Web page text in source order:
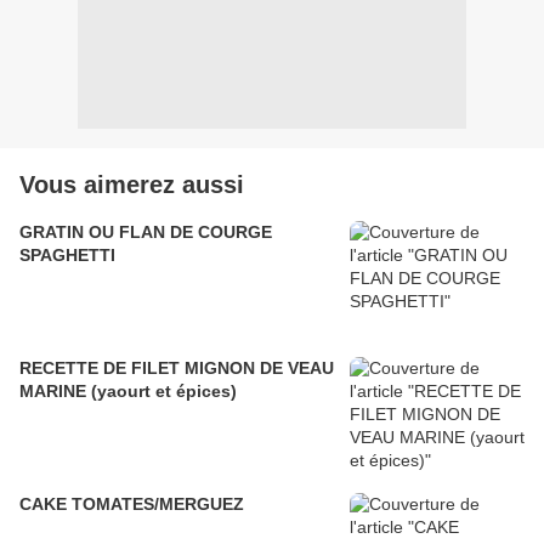
Vous aimerez aussi
GRATIN OU FLAN DE COURGE
SPAGHETTI
RECETTE DE FILET MIGNON DE VEAU
MARINE (yaourt et épices)
CAKE TOMATES/MERGUEZ